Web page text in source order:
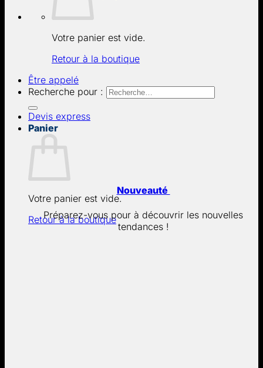
Votre panier est vide.
Retour à la boutique
Être appelé
Recherche pour :
Devis express
Panier
Votre panier est vide.
Retour à la boutique
Nouveauté
Préparez-vous pour à découvrir les nouvelles
tendances !